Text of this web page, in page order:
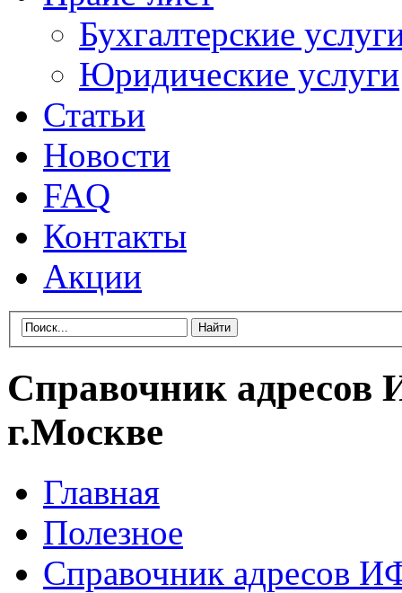
Бухгалтерские
Юридические услуги
Статьи
Новости
FAQ
Контакты
Акции
Справочник
г.Москве
Главная
Полезное
Справочник адресов